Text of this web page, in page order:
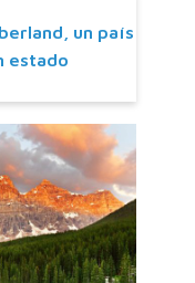
un país
estado